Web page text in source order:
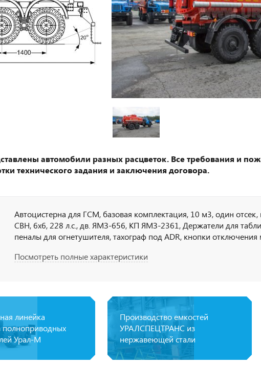
автомобили разных расцветок. Все требования и
технического задания и заключения договора.
Автоцистерна для ГСМ, базовая комплектация, 10 м3, один отсек,
СВН, 6х6, 228 л.с., дв. ЯМЗ-656, КП ЯМЗ-2361, Держатели для
пеналы для огнетушителя, тахограф под ADR, кнопки отключения
набор ДОПОГ, колпачки на клеммы АКБ
Посмотреть полные характеристики
линейка
полноприводных
Урал-М
Производство емкостей
УРАЛСПЕЦТРАНС из
нержавеющей стали